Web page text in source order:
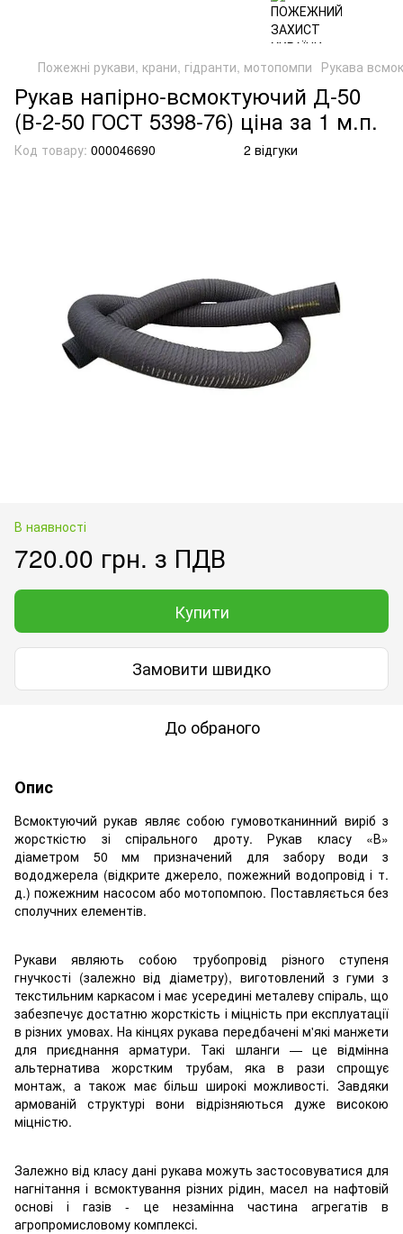
Пожежні рукави, крани, гідранти, мотопомпи Рукава
Рукав напірно-всмоктуючий Д-50
(В-2-50 ГОСТ 5398-76) ціна за 1 м.п.
Код товару: 000046690 2 відгуки
В наявності
720.00 грн. з ПДВ
Купити
Замовити швидко
До обраного
Опис
Всмоктуючий рукав являє собою гумовотканинний виріб з
жорсткістю зі спірального дроту. Рукав класу «В»
діаметром 50 мм призначений для забору води з
вододжерела (відкрите джерело, пожежний водопровід і т.
д.) пожежним насосом або мотопомпою. Поставляється без
сполучних елементів.
Рукави являють собою трубопровід різного ступеня
гнучкості (залежно від діаметру), виготовлений з гуми з
текстильним каркасом і має усередині металеву спіраль, що
забезпечує достатню жорсткість і міцність при експлуатації
в різних умовах. На кінцях рукава передбачені м'які манжети
для приєднання арматури. Такі шланги — це відмінна
альтернатива жорстким трубам, яка в рази спрощує
монтаж, а також має більш широкі можливості. Завдяки
армованій структурі вони відрізняються дуже високою
міцністю.
Залежно від класу дані рукава можуть застосовуватися для
нагнітання і всмоктування різних рідин, масел на нафтовій
основі і газів - це незамінна частина агрегатів в
агропромисловому комплексі.